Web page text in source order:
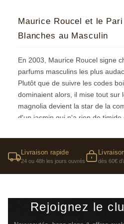
Maurice Roucel et le
Blanches au Masculin
En 2003, Maurice Roucel signe
parfums masculins les plus
Plutôt que de suivre les codes
dominaient alors, il mise tout sur
magnolia devient la star de la
d'un jasmin qui n'a rien de
ne trouve pas beaucoup d'iris et
les rayons masculins, même
blanc et la vanille créent un
Livraison rapide
24 ou 48h les jours ouvrés dès 60€
Rejoignez le